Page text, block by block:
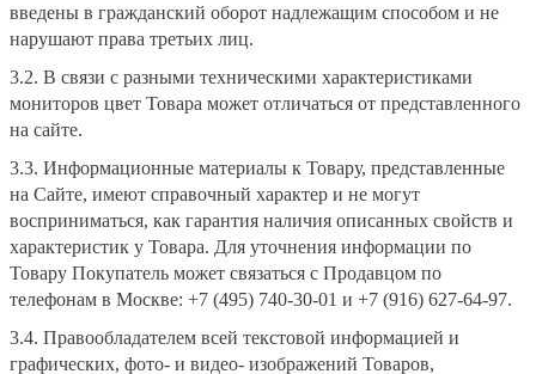
введены в гражданский оборот надлежащим способом и не
нарушают права третьих лиц.
3.2. В связи с разными техническими характеристиками
мониторов цвет Товара может отличаться от представленного
на сайте.
3.3. Информационные материалы к Товару, представленные
на Сайте, имеют справочный характер и не могут
восприниматься, как гарантия наличия описанных свойств и
характеристик у Товара. Для уточнения информации по
Товару Покупатель может связаться с Продавцом по
телефонам в Москве: +7 (495) 740-30-01 и +7 (916) 627-64-97.
3.4. Правообладателем всей текстовой информацией и
графических, фото- и видео- изображений Товаров,